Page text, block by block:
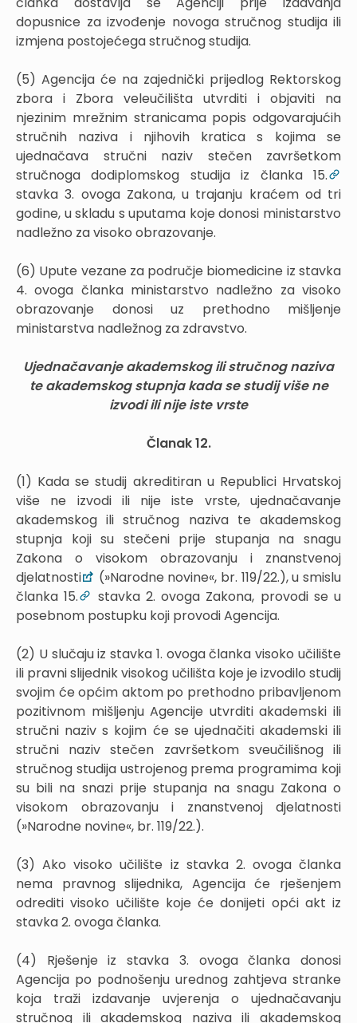
dopusnice za izvođenje novoga stručnog studija ili
izmjena postojećega stručnog studija.
(5) Agencija će na zajednički prijedlog Rektorskog
zbora i Zbora veleučilišta utvrditi i objaviti na
njezinim mrežnim stranicama popis odgovarajućih
stručnih naziva i njihovih kratica s kojima se
ujednačava stručni naziv stečen završetkom
stručnoga dodiplomskog studija iz članka 15.
stavka 3. ovoga Zakona, u trajanju kraćem od tri
godine, u skladu s uputama koje donosi ministarstvo
nadležno za visoko obrazovanje.
(6) Upute vezane za područje biomedicine iz stavka
4. ovoga članka ministarstvo nadležno za visoko
obrazovanje donosi uz prethodno mišljenje
ministarstva nadležnog za zdravstvo.
Ujednačavanje akademskog ili stručnog naziva
te akademskog stupnja kada se studij više ne
izvodi ili nije iste vrste
Članak 12.
(1) Kada se studij akreditiran u Republici Hrvatskoj
više ne izvodi ili nije iste vrste, ujednačavanje
akademskog ili stručnog naziva te akademskog
stupnja koji su stečeni prije stupanja na snagu
Zakona o visokom obrazovanju i znanstvenoj
djelatnosti
(»Narodne novine«, br. 119/22.), u smislu
članka 15.
stavka 2. ovoga Zakona, provodi se u
posebnom postupku koji provodi Agencija.
(2) U slučaju iz stavka 1. ovoga članka visoko učilište
ili pravni slijednik visokog učilišta koje je izvodilo studij
svojim će općim aktom po prethodno pribavljenom
pozitivnom mišljenju Agencije utvrditi akademski ili
stručni naziv s kojim će se ujednačiti akademski ili
stručni naziv stečen završetkom sveučilišnog ili
stručnog studija ustrojenog prema programima koji
su bili na snazi prije stupanja na snagu Zakona o
visokom obrazovanju i znanstvenoj djelatnosti
(»Narodne novine«, br. 119/22.).
(3) Ako visoko učilište iz stavka 2. ovoga članka
nema pravnog slijednika, Agencija će rješenjem
odrediti visoko učilište koje će donijeti opći akt iz
stavka 2. ovoga članka.
(4) Rješenje iz stavka 3. ovoga članka donosi
Agencija po podnošenju urednog zahtjeva stranke
koja traži izdavanje uvjerenja o ujednačavanju
stručnog ili akademskog naziva ili akademskog